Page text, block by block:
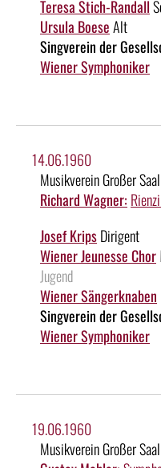
Teresa Stich-Randall
Ursula BoeseAlt
Singverein der
Wiener Symphoniker
14.06.1960
Musikverein Großer Saal
Richard Wagner:
Josef KripsDirigent
Wiener Jeunesse Chor
Jugend
Wiener Sängerknaben
Singverein der
Wiener Symphoniker
19.06.1960
Musikverein Großer Saal